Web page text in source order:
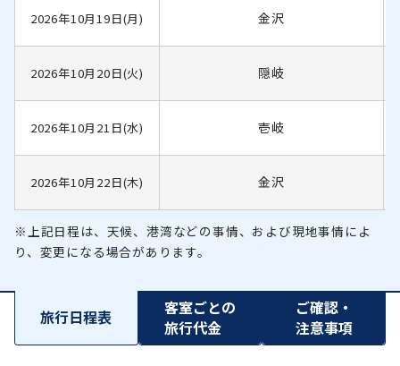
2026年10月19日(月) 金沢
2026年10月20日(火) 隠岐
2026年10月21日(水) 壱岐
2026年10月22日(木) 金沢
※上記日程は、天候、港湾などの事情、および現地事情によ
り、変更になる場合があります。
旅行日程表
客室ごとの
旅行代金
ご確認・
注意事項